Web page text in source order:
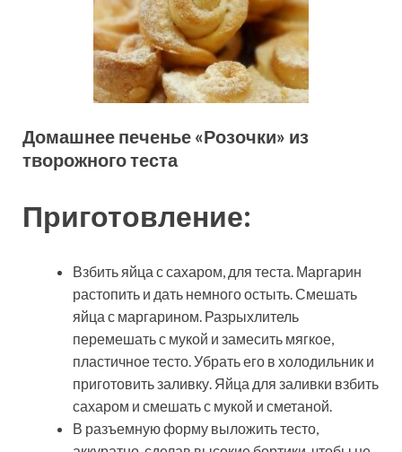
Домашнее печенье «Розочки» из
творожного теста
Приготовление:
Взбить яйца с сахаром, для теста. Маргарин
растопить и дать немного остыть. Смешать
яйца с маргарином. Разрыхлитель
перемешать с мукой и замесить мягкое,
пластичное тесто. Убрать его в холодильник и
приготовить заливку. Яйца для заливки взбить
сахаром и смешать с мукой и сметаной.
В разъемную форму выложить тесто,